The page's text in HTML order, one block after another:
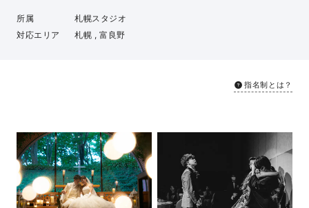
所属
札幌スタジオ
対応エリア
札幌 , 富良野
指名制とは？